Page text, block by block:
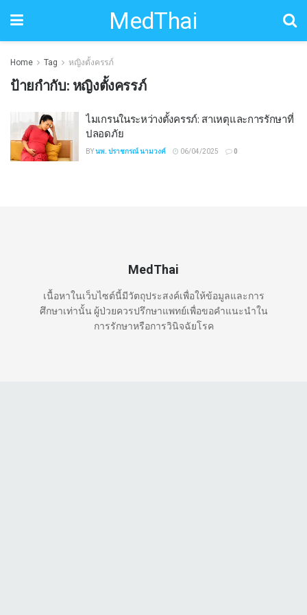
MedThai
Home Tag หญิงตั้งครรภ์
ป้ายกำกับ: หญิงตั้งครรภ์
ไมเกรนในระหว่างตั้งครรภ์: สาเหตุและการรักษาที่
ปลอดภัย
BYนพ. ปราชกรณ์ นามวงค์ 06/04/2025 0
MedThai
เนื้อหาในเว็บไซต์นี้มีวัตถุประสงค์เพื่อให้ข้อมูลและการ
ศึกษาเท่านั้น ผู้ป่วยควรปรึกษาแพทย์เพื่อขอคำแนะนำใน
การรักษาหรือการวินิจฉัยโรค